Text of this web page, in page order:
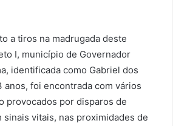
a tiros na madrugada deste
I, município de Governador
identificada como Gabriel dos
anos, foi encontrada com vários
provocados por disparos de
sinais vitais, nas proximidades de